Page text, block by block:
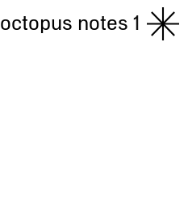
octopus notes 1